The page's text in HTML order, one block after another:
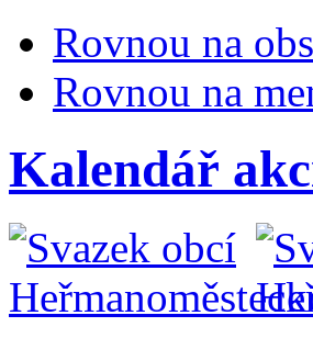
Rovnou na
Rovnou na
Kalendář